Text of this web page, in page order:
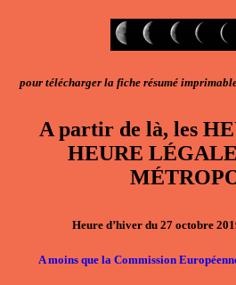
pour télécharger la fiche résumé
A partir de là, les
HEURE
Heure d’hiver du 27 octobre
A moins que la Commission